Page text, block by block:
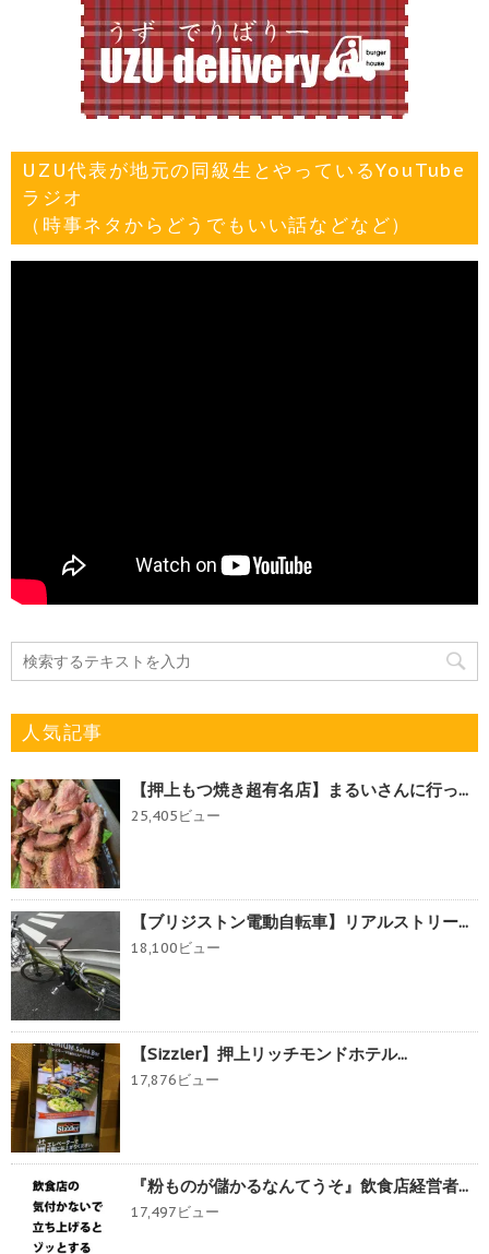
UZU代表が地元の同級生とやっているYouTube
ラジオ
（時事ネタからどうでもいい話などなど）
人気記事
【押上もつ焼き超有名店】まるいさんに行っ...
25,405ビュー
【ブリジストン電動自転車】リアルストリー...
18,100ビュー
【Sizzler】押上リッチモンドホテル...
17,876ビュー
『粉ものが儲かるなんてうそ』飲食店経営者...
17,497ビュー